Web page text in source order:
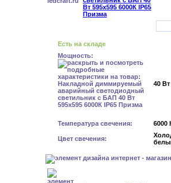
Есть на складе
Мощность:
40 Вт
Температура свечения: 6000
Цвет свечения: